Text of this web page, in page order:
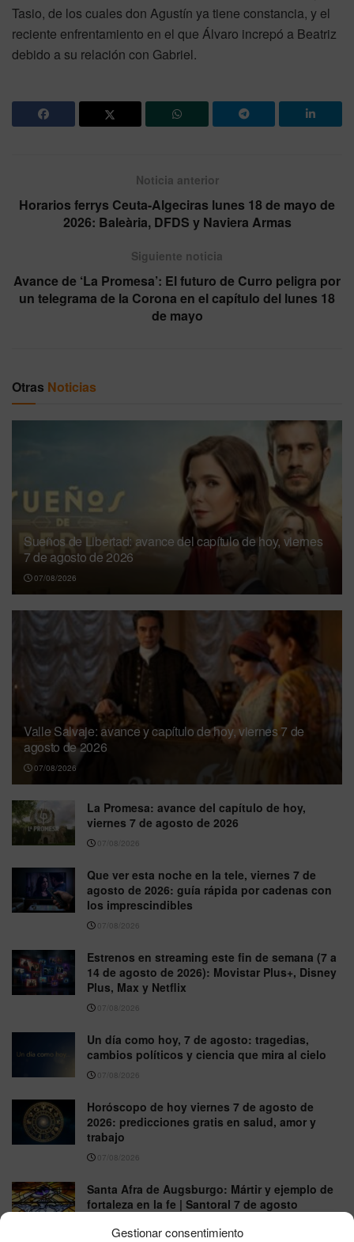
Gestionar consentimiento
Tasio, de los cuales don Agustín ya tiene constancia, y el
reciente enfrentamiento en el que Álvaro increpó a Beatriz
debido a su relación con Gabriel.
Noticia anterior
Horarios ferrys Ceuta-Algeciras lunes 18 de mayo de
2026: Baleària, DFDS y Naviera Armas
Siguiente noticia
Avance de ‘La Promesa’: El futuro de Curro peligra por
un telegrama de la Corona en el capítulo del lunes 18
de mayo
Otras Noticias
Sueños de Libertad: avance del capítulo de hoy, viernes
7 de agosto de 2026
07/08/2026
Valle Salvaje: avance y capítulo de hoy, viernes 7 de
agosto de 2026
07/08/2026
La Promesa: avance del capítulo de hoy,
viernes 7 de agosto de 2026
07/08/2026
Que ver esta noche en la tele, viernes 7 de
agosto de 2026: guía rápida por cadenas con
los imprescindibles
07/08/2026
Estrenos en streaming este fin de semana (7 a
14 de agosto de 2026): Movistar Plus+, Disney
Plus, Max y Netflix
07/08/2026
Un día como hoy, 7 de agosto: tragedias,
cambios políticos y ciencia que mira al cielo
07/08/2026
Horóscopo de hoy viernes 7 de agosto de
2026: predicciones gratis en salud, amor y
trabajo
07/08/2026
Santa Afra de Augsburgo: Mártir y ejemplo de
fortaleza en la fe | Santoral 7 de agosto